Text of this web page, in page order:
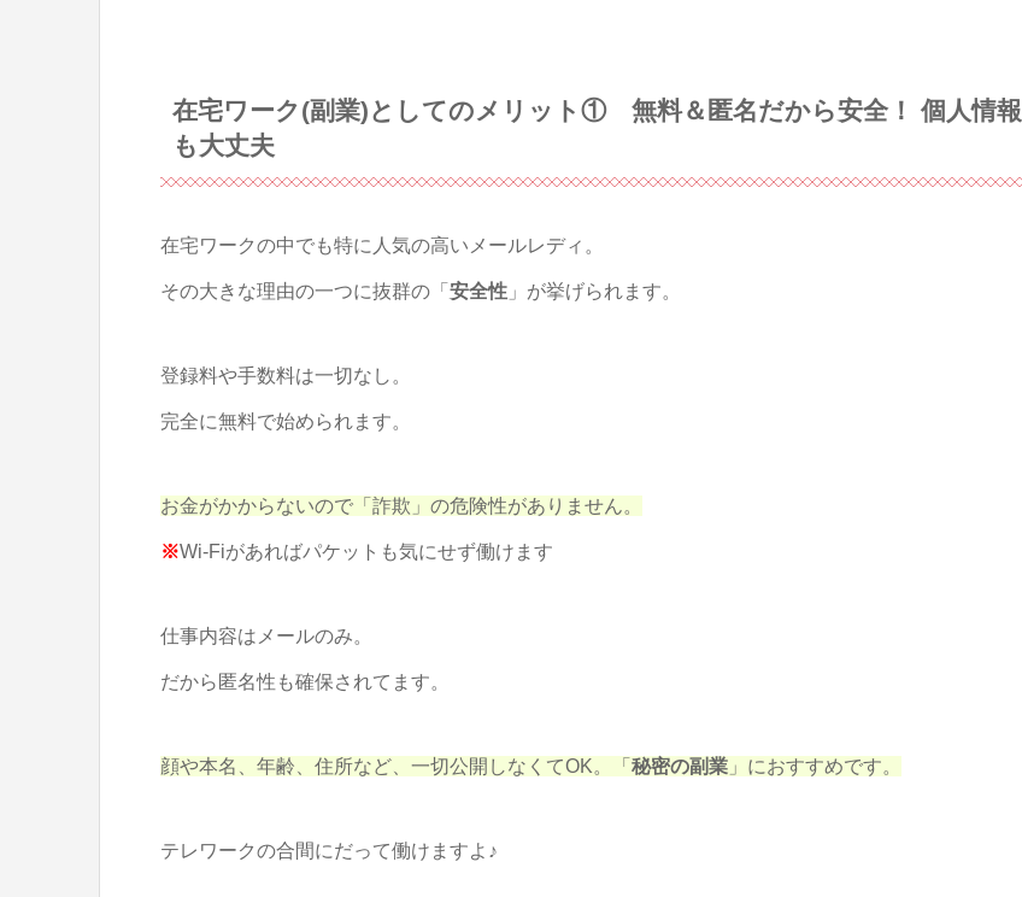
在宅ワーク(副業)としてのメリット① 無料＆匿名だから安全！ 個人情報
も大丈夫
在宅ワークの中でも特に人気の高いメールレディ。
その大きな理由の一つに抜群の「 安全性」が挙げられます。
登録料や手数料は一切なし。
完全に無料で始められます。
お金がかからないので「詐欺」の危険性がありません。
※Wi-Fiがあればパケットも気にせず働けます
仕事内容はメールのみ。
だから匿名性も確保されてます。
顔や本名、年齢、住所など、一切公開しなくてOK。「 秘密の副業」におすすめです。
テレワークの合間にだって働けますよ♪